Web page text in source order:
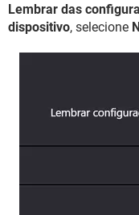
Lembrar das
dispositivo, selecione